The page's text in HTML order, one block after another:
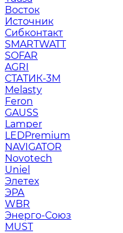
Восток
Источник
Сибконтакт
SMARTWATT
SOFAR
AGRI
СТАТИК-3М
Melasty
Feron
GAUSS
Lamper
LEDPremium
NAVIGATOR
Novotech
Uniel
Элетех
ЭРА
WBR
Энерго-Союз
MUST